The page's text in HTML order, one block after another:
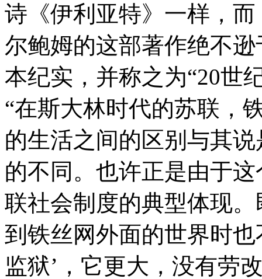
诗《伊利亚特》一样，
尔鲍姆的这部著作绝不
本纪实，并称之为“20世
“在斯大林时代的苏联，
的生活之间的区别与其
的不同。也许正是由于
联社会制度的典型体现
到铁丝网外面的世界时也
监狱’，它更大，没有劳